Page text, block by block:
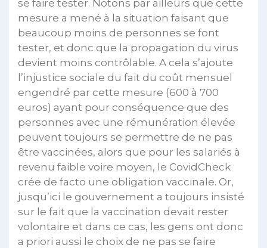
se faire tester. Notons par ailleurs que cette
mesure a mené à la situation faisant que
beaucoup moins de personnes se font
tester, et donc que la propagation du virus
devient moins contrôlable. A cela s’ajoute
l’injustice sociale du fait du coût mensuel
engendré par cette mesure (600 à 700
euros) ayant pour conséquence que des
personnes avec une rémunération élevée
peuvent toujours se permettre de ne pas
être vaccinées, alors que pour les salariés à
revenu faible voire moyen, le CovidCheck
crée de facto une obligation vaccinale. Or,
jusqu’ici le gouvernement a toujours insisté
sur le fait que la vaccination devait rester
volontaire et dans ce cas, les gens ont donc
a priori aussi le choix de ne pas se faire